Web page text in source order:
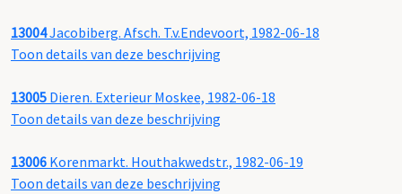
13004Jacobiberg. Afsch. T.v.Endevoort, 1982-06-18
Toon details van deze beschrijving
13005 Dieren. Exterieur Moskee, 1982-06-18
Toon details van deze beschrijving
13006 Korenmarkt. Houthakwedstr., 1982-06-19
Toon details van deze beschrijving